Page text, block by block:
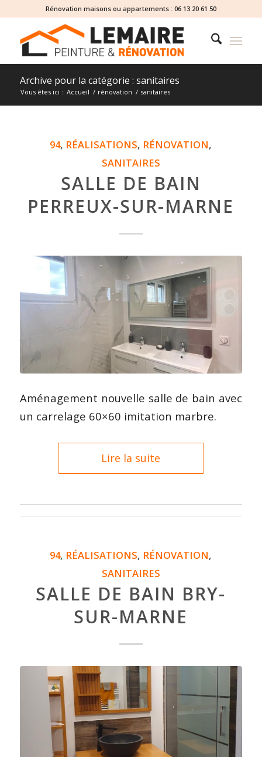
Rénovation maisons ou appartements : 06 13 20 61 50
Archive pour la catégorie : sanitaires
Vous êtes ici : Accueil / rénovation / sanitaires
94, RÉALISATIONS, RÉNOVATION,
SANITAIRES
SALLE DE BAIN
PERREUX-SUR-MARNE
Aménagement nouvelle salle de bain avec
un carrelage 60×60 imitation marbre.
Lire la suite
94, RÉALISATIONS, RÉNOVATION,
SANITAIRES
SALLE DE BAIN BRY-
SUR-MARNE